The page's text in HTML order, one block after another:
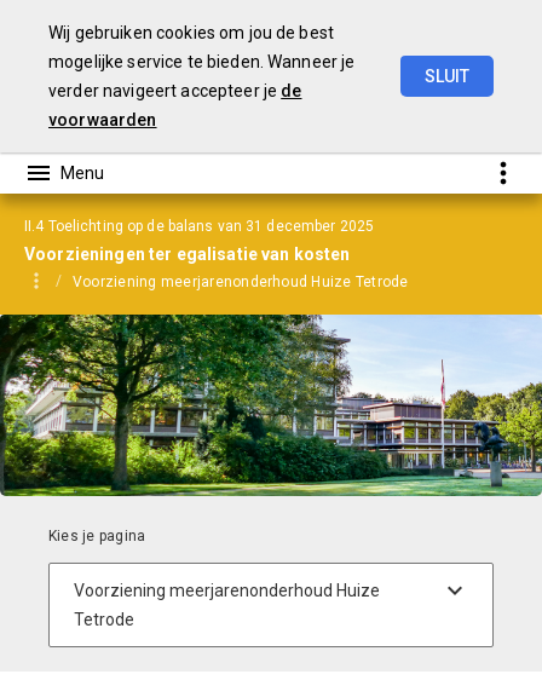
Wij gebruiken cookies om jou de best
mogelijke service te bieden. Wanneer je
verder navigeert accepteer je de
voorwaarden
SLUIT
II.4 Toelichting op de balans van 31 december 2025
Voorzieningen ter egalisatie van kosten
Voorziening meerjarenonderhoud Huize Tetrode